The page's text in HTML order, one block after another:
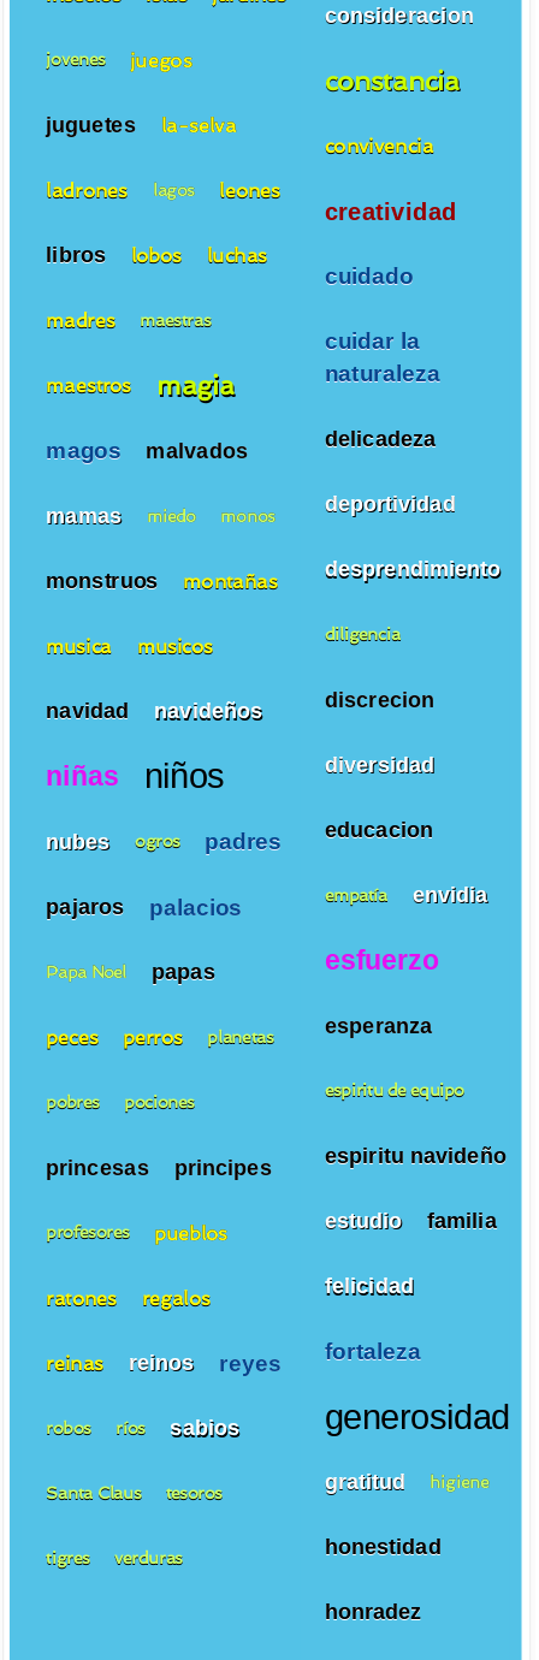
consideracion
constancia
convivencia
creatividad
cuidado
cuidar la
naturaleza
delicadeza
deportividad
desprendimiento
diligencia
discrecion
diversidad
educacion
empatía envidia
esfuerzo
esperanza
espiritu de equipo
espiritu navideño
estudio familia
felicidad
fortaleza
generosidad
gratitud higiene
honestidad
honradez
jovenes juegos
juguetes la-selva
ladrones lagos leones
libros lobos luchas
madres maestras
maestros magia
magos malvados
mamas miedo monos
monstruos montañas
musica musicos
navidad navideños
niñas niños
nubes ogros padres
pajaros palacios
Papa Noel papas
peces perros planetas
pobres pociones
princesas principes
profesores pueblos
ratones regalos
reinas reinos reyes
robos ríos sabios
Santa Claus tesoros
tigres verduras